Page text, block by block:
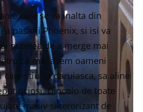
care se va inalta din
pasarii Phoenix, si isi va
puterea de a merge mai
ca mai avem oameni
stiu sa daruiasca, sa aline
Dincolo de toate
masiv si terorizant de